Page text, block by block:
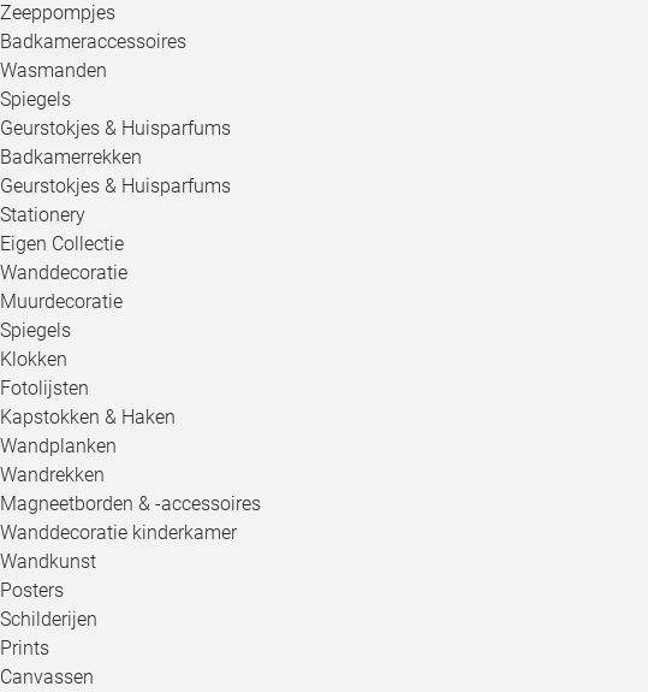
Zeeppompjes
Badkameraccessoires
Wasmanden
Spiegels
Geurstokjes & Huisparfums
Badkamerrekken
Geurstokjes & Huisparfums
Stationery
Eigen Collectie
Wanddecoratie
Muurdecoratie
Spiegels
Klokken
Fotolijsten
Kapstokken & Haken
Wandplanken
Wandrekken
Magneetborden & -accessoires
Wanddecoratie kinderkamer
Wandkunst
Posters
Schilderijen
Prints
Canvassen